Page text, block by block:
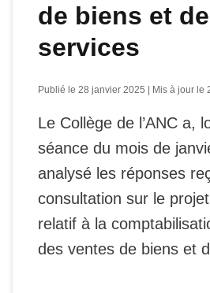
de biens et de
services
Publié le 28 janvier 2025 | Mis à jour le
Le Collège de l’ANC a,
séance du mois de
analysé les réponses
consultation sur le
relatif à la
des ventes de biens et